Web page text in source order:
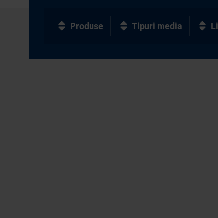
Produse Tipuri media